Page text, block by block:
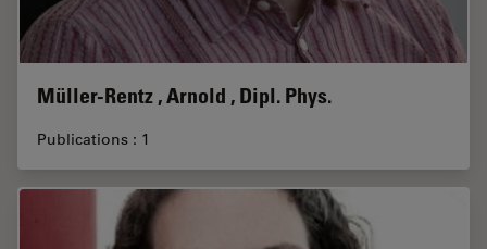
Müller-Rentz , Arnold , Dipl. Phys.
Publications : 1